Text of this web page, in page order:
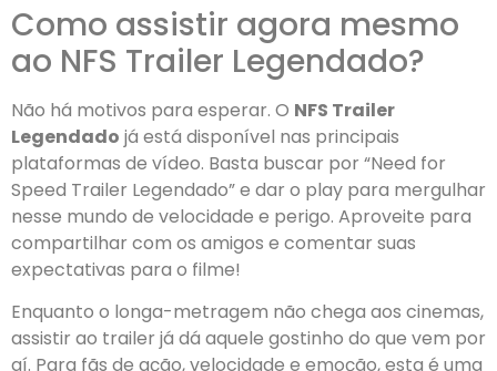
Como assistir agora mesmo
ao NFS Trailer Legendado?
Não há motivos para esperar. O NFS Trailer
Legendado já está disponível nas principais
plataformas de vídeo. Basta buscar por “Need for
Speed Trailer Legendado” e dar o play para mergulhar
nesse mundo de velocidade e perigo. Aproveite para
compartilhar com os amigos e comentar suas
expectativas para o filme!
Enquanto o longa-metragem não chega aos cinemas,
assistir ao trailer já dá aquele gostinho do que vem por
aí. Para fãs de ação, velocidade e emoção, esta é uma